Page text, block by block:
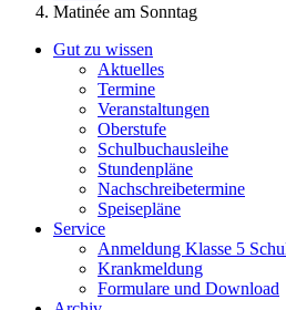
Matinée am Sonntag
Gut zu wissen
Aktuelles
Termine
Veranstaltungen
Oberstufe
Schulbuchausleihe
Stundenpläne
Nachschreibetermine
Speisepläne
Service
Anmeldung Klasse 5
Krankmeldung
Formulare und Download